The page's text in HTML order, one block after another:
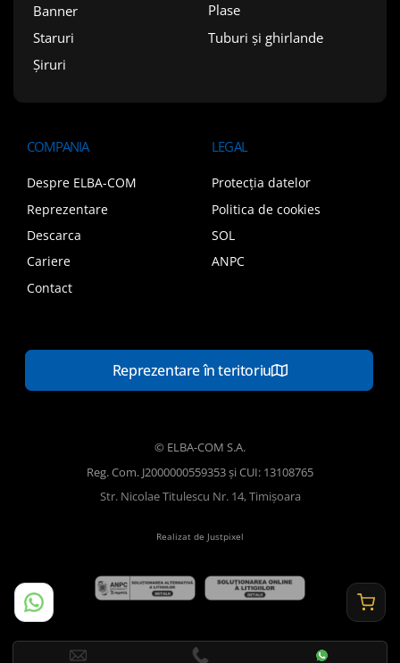
Banner
Staruri
Șiruri
Plase
Tuburi și ghirlande
COMPANIA
Despre ELBA-COM
Reprezentare
Descarca
Cariere
Contact
LEGAL
Protecția datelor
Politica de cookies
SOL
ANPC
Reprezentare în teritoriu
© ELBA-COM S.A.
Reg. Com. J2000000559353 și CUI: 13108765
Str. Nicolae Titulescu Nr. 14, Timișoara
Realizat de Justpixel